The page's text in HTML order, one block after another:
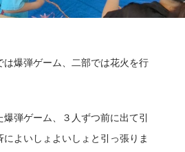
は爆弾ゲーム、二部では花火を行
弾ゲーム、３人ずつ前に出て引
によいしょよいしょと引っ張りま